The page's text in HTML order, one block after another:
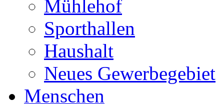
Mühlehof
Sporthallen
Haushalt
Neues Gewerbegebiet
Menschen